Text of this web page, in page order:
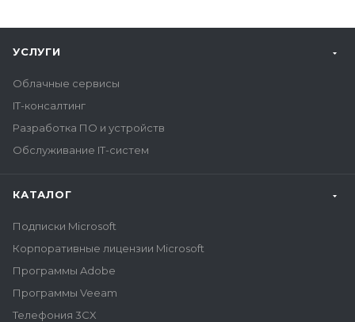
УСЛУГИ
Облачные сервисы
IT-консалтинг
Разработка ПО и устройств
Обслуживание IT-систем
КАТАЛОГ
Подписки Microsoft
Корпоративные лицензии Microsoft
Программы Adobe
Программы Veeam
Телефония 3CX